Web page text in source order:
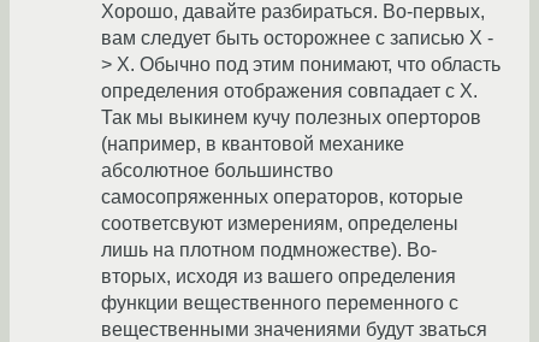
Хорошо, давайте разбираться. Во-первых,
вам следует быть осторожнее с записью X -
> X. Обычно под этим понимают, что область
определения отображения совпадает с Х.
Так мы выкинем кучу полезных оперторов
(например, в квантовой механике
абсолютное большинство
самосопряженных операторов, которые
соответсвуют измерениям, определены
лишь на плотном подмножестве). Во-
вторых, исходя из вашего определения
функции вещественного переменного с
вещественными значениями будут зваться